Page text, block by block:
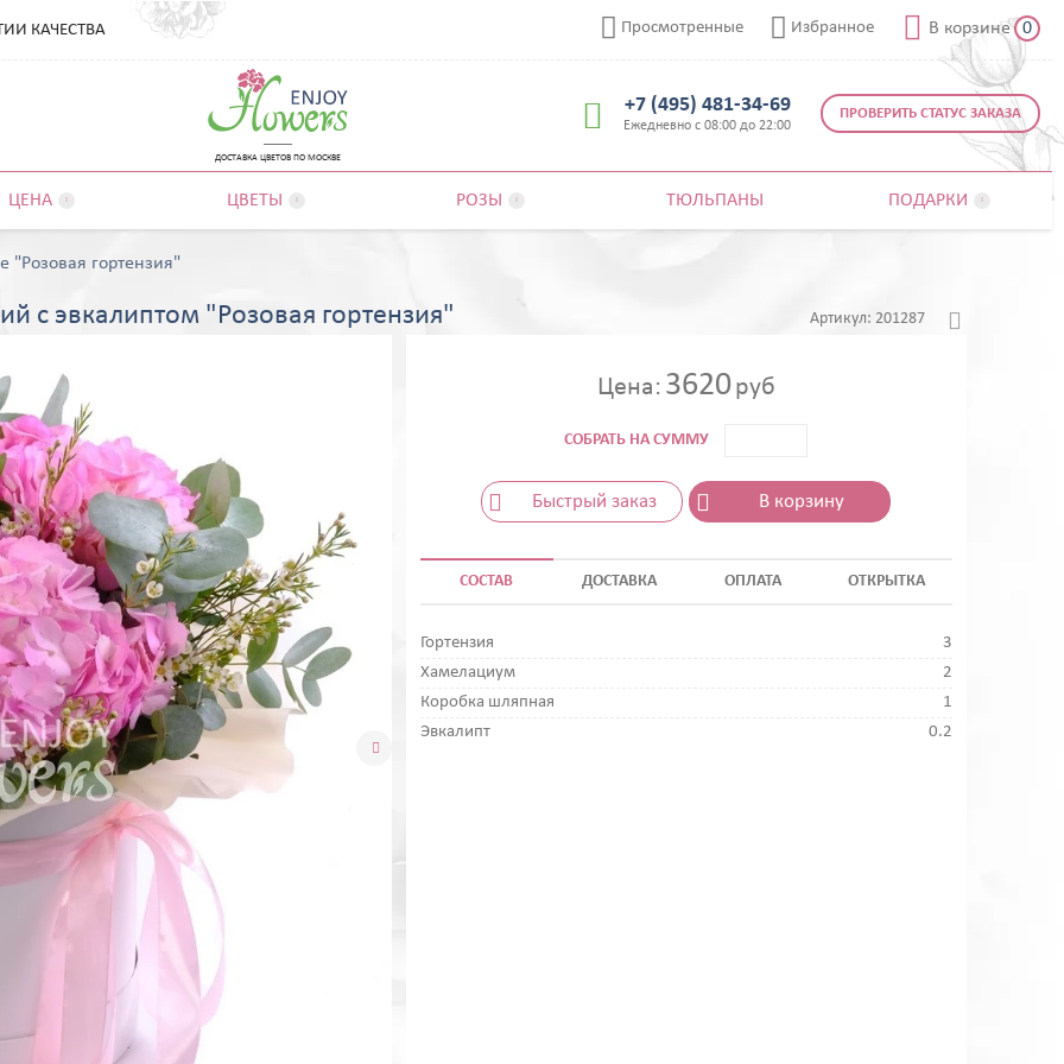
ДОСТАВКА ЦВЕТОВ ПО МОСКВЕ
 +7 (495) 481-34-69
Ежедневно с 08:00 до 22:00
 Просмотренные  Избранное  В корзине 0
ПРОВЕРИТЬ СТАТУС ЗАКАЗА
КАЧЕСТВА
ЦЕНА ЦВЕТЫ РОЗЫ ТЮЛЬПАНЫ ПОДАРКИ
"Розовая гортензия"
с эвкалиптом "Розовая гортензия" Артикул: 201287

Цена: 3620руб
СОБРАТЬ НА СУММУ
Быстрый заказ В корзину
СОСТАВ ДОСТАВКА ОПЛАТА ОТКРЫТКА
Гортензия
3
Хамелациум
2
Коробка шляпная
1
Эвкалипт
0.2
